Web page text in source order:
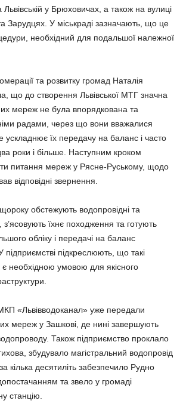
Львівській у Брюховичах, а також на вулиці
Зарудцях. У міськраді зазначають, що це
необхідний для подальшої належної
та розвитку громад Наталія
що до створення Львівської МТГ значна
мереж не була впорядкована та
радами, через що вони вважалися
їх передачу на баланс і часто
роки і більше. Наступним кроком
питання мереж у Рясне-Руському, щодо
відповідні звернення.
обстежують водопровідні та
з’ясовують їхнє походження та готують
обліку і передачі на баланс
підприємстві підкреслюють, що такі
необхідною умовою для якісного
«Львівводоканал» уже передали
мереж у Зашкові, де нині завершують
Також підприємство проклало
збудувало магістральний водопровід
кілька десятиліть забезпечило Рудно
та звело у громаді
станцію.